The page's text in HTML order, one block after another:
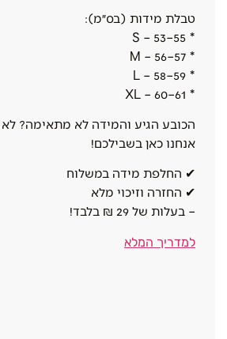
טבלת מידות (בס״מ):
* S – 53–55
* M – 56–57
* L – 58–59
* XL – 60–61
הכובע הגיע והמידה לא מתאימה?
אנחנו כאן בשבילכם!
✔ החלפת מידה במשלוח
✔ החזרה וזיכוי מלא
– בעלות של 29 ₪ בלבד!
למדריך המלא